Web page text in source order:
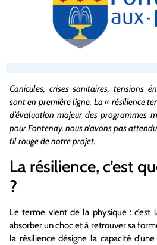
Canicules, crises sanitaires, tensions
sont en première ligne. La « résilience
d’évaluation majeur des programmes
pour Fontenay, nous n’avons pas attendu
fil rouge de notre projet.
La résilience, c’est
?
Le terme vient de la physique : c’est
absorber un choc et à retrouver sa
la résilience désigne la capacité